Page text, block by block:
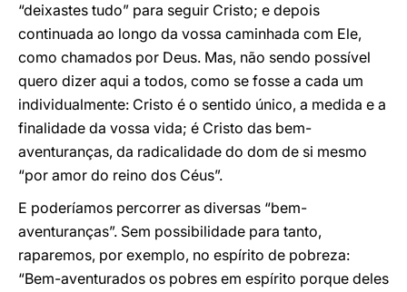
“deixastes tudo” para seguir Cristo; e depois
continuada ao longo da vossa caminhada com Ele,
como chamados por Deus. Mas, não sendo possível
quero dizer aqui a todos, como se fosse a cada um
individualmente: Cristo é o sentido único, a medida e a
finalidade da vossa vida; é Cristo das bem-
aventuranças, da radicalidade do dom de si mesmo
“por amor do reino dos Céus”.
E poderíamos percorrer as diversas “bem-
aventuranças”. Sem possibilidade para tanto,
raparemos, por exemplo, no espírito de pobreza:
“Bem-aventurados os pobres em espírito porque deles